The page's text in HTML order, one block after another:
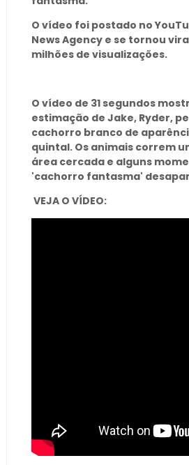
O vídeo foi postado no
News Agency e se tornou
milhões de visualizações.
O vídeo de 31 segundos
estimação de Jake, Ryder,
cachorro branco de
quintal. Os animais correm
área cercada e alguns
'cachorro fantasma'
VEJA O VÍDEO: